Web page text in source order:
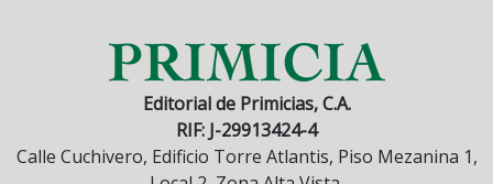
Editorial de Primicias, C.A.
RIF: J-29913424-4
Calle Cuchivero, Edificio Torre Atlantis, Piso Mezanina 1,